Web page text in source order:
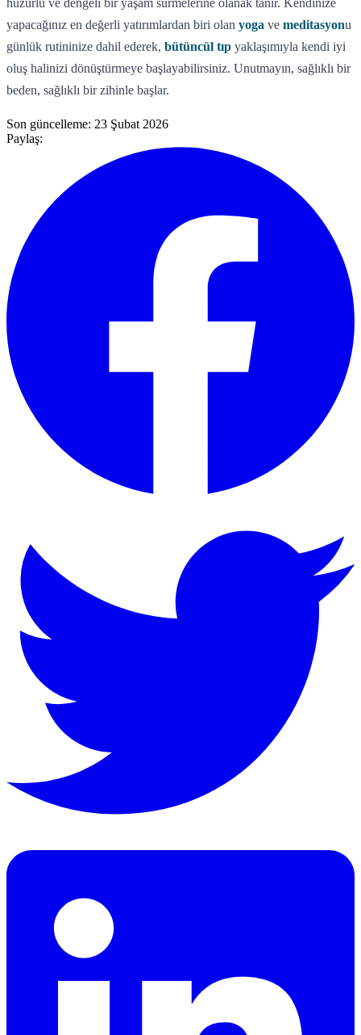
yapacağınız en değerli yatırımlardan biri olan yoga ve meditasyonu
günlük rutininize dahil ederek, bütüncül tıp yaklaşımıyla kendi iyi
oluş halinizi dönüştürmeye başlayabilirsiniz. Unutmayın, sağlıklı bir
beden, sağlıklı bir zihinle başlar.
Son güncelleme: 23 Şubat 2026
Paylaş: